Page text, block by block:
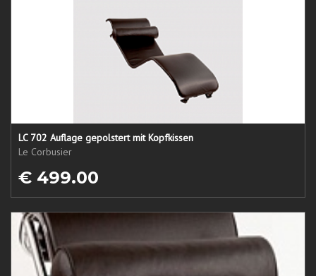
LC 702 Auflage gepolstert mit Kopfkissen
Le Corbusier
€ 499.00